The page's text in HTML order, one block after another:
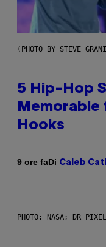
(PHOTO BY STEVE
5 Hip-Hop
Memorable
Hooks
9 ore faDi Caleb
PHOTO: NASA; DR